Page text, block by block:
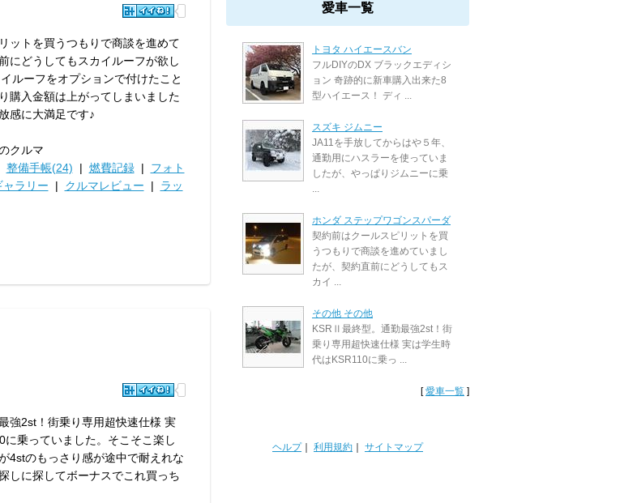
ットを買うつもりで商談を進めて
にどうしてもスカイルーフが欲し
ルーフをオプションで付けたこと
購入金額は上がってしまいました
感に大満足です♪
クルマ
整備手帳(24) | 燃費記録| フォト
ャラリー | クルマレビュー | ラッ
強2st！街乗り専用超快速仕様 実
に乗っていました。そこそこ楽し
4stのもっさり感が途中で耐えれな
しに探してボーナスでこれ買っち
愛車一覧
トヨタ ハイエースバン
フルDIYのDX ブラックエディシ
ョン 奇跡的に新車購入出来た8
型ハイエース！ ディ ...
スズキ ジムニー
JA11を手放してからはや５年、
通勤用にハスラーを使っていま
したが、やっぱりジムニーに乗
...
ホンダ ステップワゴンスパーダ
契約前はクールスピリットを買
うつもりで商談を進めていまし
たが、契約直前にどうしてもス
カイ ...
その他 その他
KSRⅡ最終型。通勤最強2st！街
乗り専用超快速仕様 実は学生時
代はKSR110に乗っ ...
[愛車一覧 ]
ヘルプ｜ 利用規約 サイトマップ